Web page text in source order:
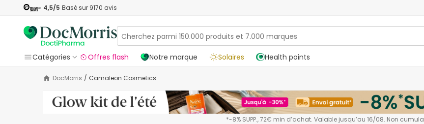
4,5/5 Basé sur 9170 avis
Catégories
Offres flash Notre marque Solaires Health points
DocMorris / Camaleon Cosmetics
*-8% SUPP., 72€ min d’achat. Valable jusqu’au 16/08. Non